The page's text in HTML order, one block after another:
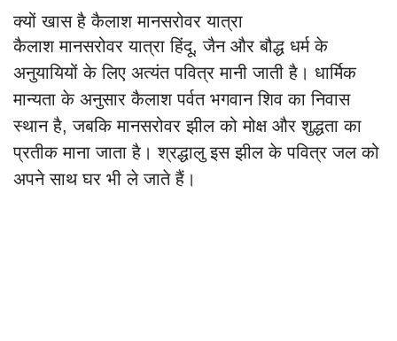
क्यों खास है कैलाश मानसरोवर यात्रा
कैलाश मानसरोवर यात्रा हिंदू, जैन और बौद्ध धर्म के
अनुयायियों के लिए अत्यंत पवित्र मानी जाती है। धार्मिक
मान्यता के अनुसार कैलाश पर्वत भगवान शिव का निवास
स्थान है, जबकि मानसरोवर झील को मोक्ष और शुद्धता का
प्रतीक माना जाता है। श्रद्धालु इस झील के पवित्र जल को
अपने साथ घर भी ले जाते हैं।